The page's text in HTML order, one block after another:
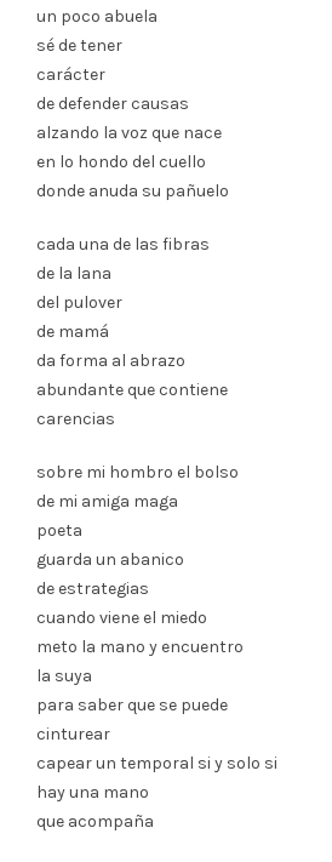
un poco abuela
sé de tener
carácter
de defender causas
alzando la voz que nace
en lo hondo del cuello
donde anuda su pañuelo
cada una de las fibras
de la lana
del pulover
de mamá
da forma al abrazo
abundante que contiene
carencias
sobre mi hombro el bolso
de mi amiga maga
poeta
guarda un abanico
de estrategias
cuando viene el miedo
meto la mano y encuentro
la suya
para saber que se puede
cinturear
capear un temporal si y solo si
hay una mano
que acompaña